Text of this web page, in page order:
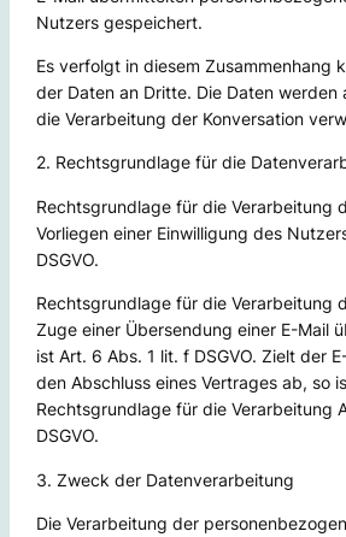
Nutzers gespeichert.
Es verfolgt in diesem Zusammenhang
der Daten an Dritte. Die Daten werden
die Verarbeitung der Konversation
2. Rechtsgrundlage für die
Rechtsgrundlage für die Verarbeitung
Vorliegen einer Einwilligung des
DSGVO.
Rechtsgrundlage für die Verarbeitung
Zuge einer Übersendung einer E-Mail
ist Art. 6 Abs. 1 lit. f DSGVO. Zielt der
den Abschluss eines Vertrages ab, so
Rechtsgrundlage für die Verarbeitung
DSGVO.
3. Zweck der Datenverarbeitung
Die Verarbeitung der